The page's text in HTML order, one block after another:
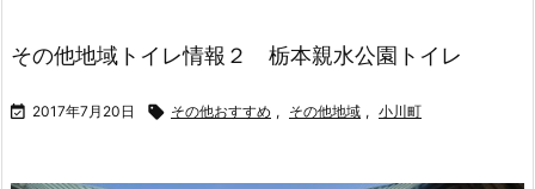
その他地域トイレ情報２ 栃本親水公園トイレ
 2017年7月20日  その他おすすめ , その他地域 , 小川町